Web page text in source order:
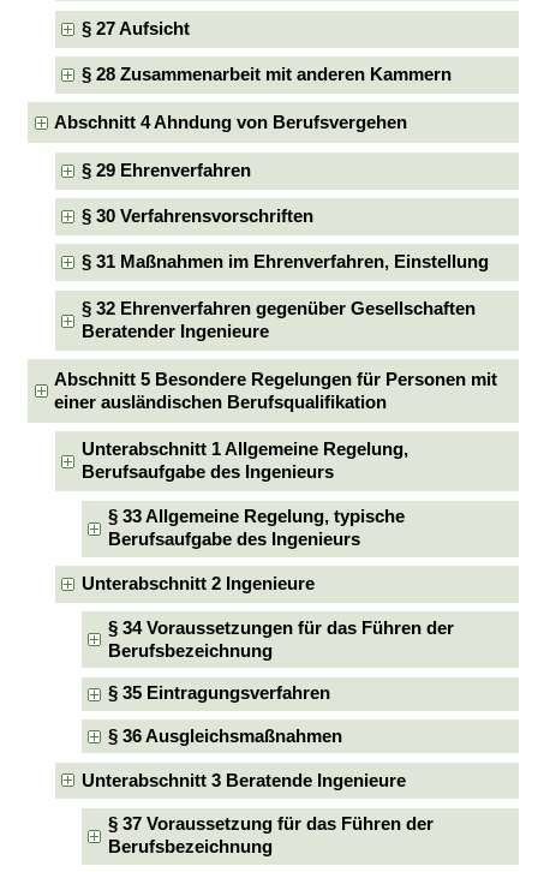
§ 27 Aufsicht
§ 28 Zusammenarbeit mit anderen Kammern
Abschnitt 4 Ahndung von Berufsvergehen
§ 29 Ehrenverfahren
§ 30 Verfahrensvorschriften
§ 31 Maßnahmen im Ehrenverfahren, Einstellung
§ 32 Ehrenverfahren gegenüber Gesellschaften
Beratender Ingenieure
Abschnitt 5 Besondere Regelungen für Personen mit
einer ausländischen Berufsqualifikation
Unterabschnitt 1 Allgemeine Regelung,
Berufsaufgabe des Ingenieurs
§ 33 Allgemeine Regelung, typische
Berufsaufgabe des Ingenieurs
Unterabschnitt 2 Ingenieure
§ 34 Voraussetzungen für das Führen der
Berufsbezeichnung
§ 35 Eintragungsverfahren
§ 36 Ausgleichsmaßnahmen
Unterabschnitt 3 Beratende Ingenieure
§ 37 Voraussetzung für das Führen der
Berufsbezeichnung